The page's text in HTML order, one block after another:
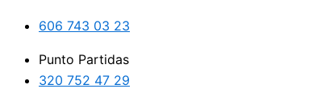
606 743 03 23
Punto Partidas
320 752 47 29